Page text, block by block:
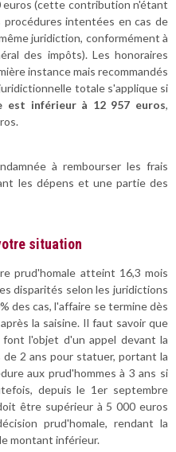
(cette contribution n'étant
intentées en cas de
juridiction, conformément à
des impôts). Les honoraires
instance mais recommandés
totale s'applique si
est inférieur à 12 957 euros,
à rembourser les frais
les dépens et une partie des
situation
prud'homale atteint 16,3 mois
disparités selon les juridictions
des cas, l'affaire se termine dès
la saisine. Il faut savoir que
l'objet d'un appel devant la
2 ans pour statuer, portant la
aux prud'hommes à 3 ans si
depuis le 1er septembre
être supérieur à 5 000 euros
prud'homale, rendant la
montant inférieur.